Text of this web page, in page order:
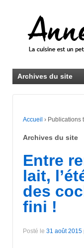
Archives du site
Accueil › Publications
Archives du site
Entre
lait,
des
fini !
Posté le 31 août 2015